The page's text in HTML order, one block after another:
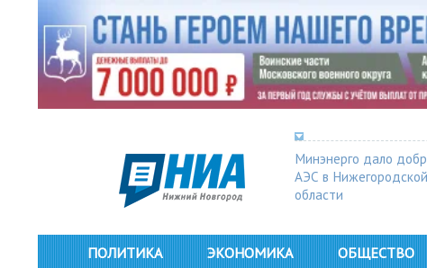
Минэнерго дало
АЭС в Нижегородской
области
ПОЛИТИКА ЭКОНОМИКА ОБЩЕСТВО